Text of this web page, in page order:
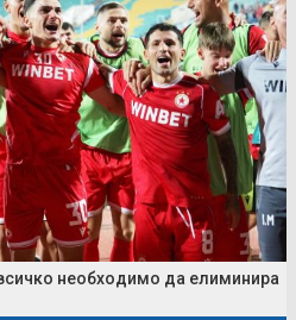
необходимо да елиминира